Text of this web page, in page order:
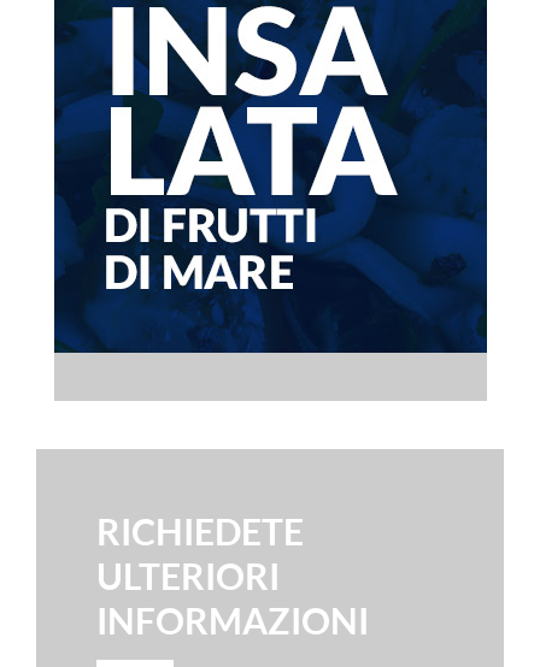
RICHIEDETE
ULTERIORI
INFORMAZIONI